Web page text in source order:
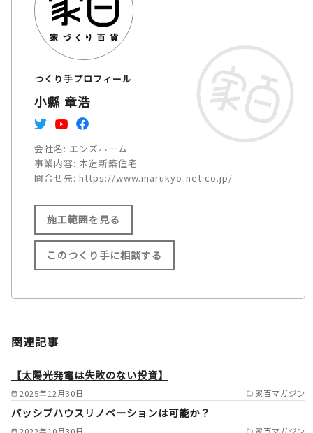
つくり手プロフィール
小縣 章浩
会社名: エンズホーム
事業内容: 木造新築住宅
問合せ先: https://www.marukyo-net.co.jp/
施工範囲を見る
施工範囲
山市/一宮市/稲沢市/あま市/津
島市/愛西市/尾張旭市/瀬戸市/
日進市/長久手市/みよし市/東
このつくり手に相談する
関連記事
2025年12月30日 家百マガジン
【太陽光発電は失敗のない投資】
パッシブハウスリノベーションは可能か？